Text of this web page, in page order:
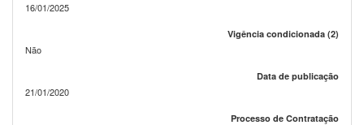
16/01/2025
Vigência condicionada (2)
Não
Data de publicação
21/01/2020
Processo de Contratação